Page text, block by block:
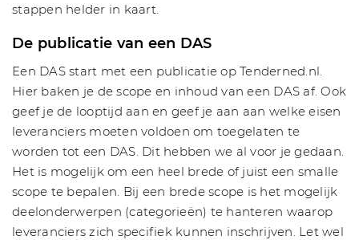
stappen helder in kaart.
De publicatie van een DAS
Een DAS start met een publicatie op Tenderned.nl.
Hier baken je de scope en inhoud van een DAS af. Ook
geef je de looptijd aan en geef je aan aan welke eisen
leveranciers moeten voldoen om toegelaten te
worden tot een DAS. Dit hebben we al voor je gedaan.
Het is mogelijk om een heel brede of juist een smalle
scope te bepalen. Bij een brede scope is het mogelijk
deelonderwerpen (categorieën) te hanteren waarop
leveranciers zich specifiek kunnen inschrijven. Let wel